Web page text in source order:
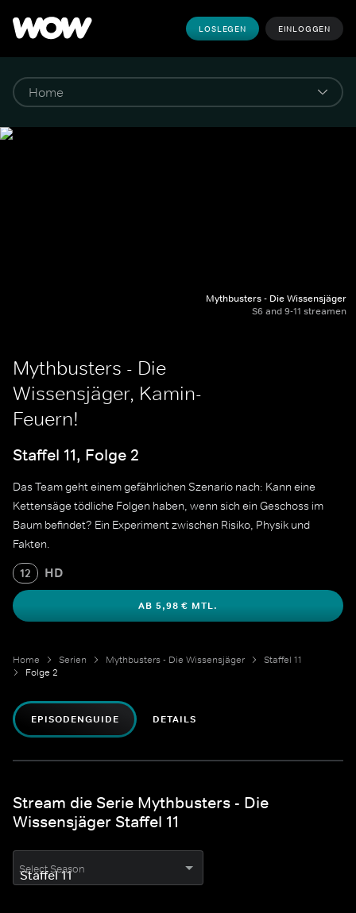
LOSLEGEN EINLOGGEN
Mythbusters - Die Wissensjäger
S6 and 9-11 streamen
Mythbusters - Die
Wissensjäger, Kamin-
Feuern!
Staffel 11, Folge 2
Das Team geht einem gefährlichen Szenario nach: Kann eine
Kettensäge tödliche Folgen haben, wenn sich ein Geschoss im
Baum befindet? Ein Experiment zwischen Risiko, Physik und
Fakten.
12 HD
AB 5,98 € MTL.
Home Serien Mythbusters - Die Wissensjäger
Staffel 11
Folge 2
EPISODENGUIDE DETAILS
Stream die Serie Mythbusters - Die
Wissensjäger Staffel 11
Select Season